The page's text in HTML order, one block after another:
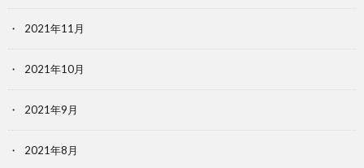
2021年11月
2021年10月
2021年9月
2021年8月